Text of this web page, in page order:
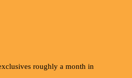
roughly a month in